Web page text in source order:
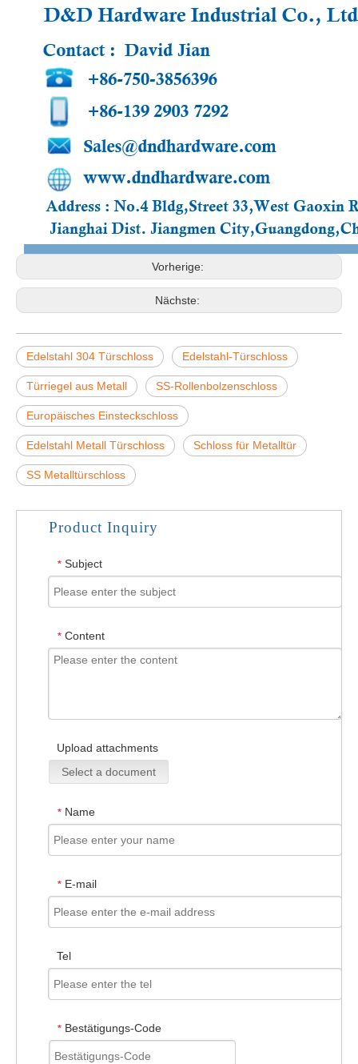
Vorherige:
Nächste:
Edelstahl 304 Türschloss Edelstahl-Türschloss
Türriegel aus Metall SS-Rollenbolzenschloss
Europäisches Einsteckschloss
Edelstahl Metall Türschloss Schloss für Metalltür
SS Metalltürschloss
Product Inquiry
* Subject
* Content
Upload attachments
Select a document
* Name
* E-mail
Tel
* Bestätigungs-Code